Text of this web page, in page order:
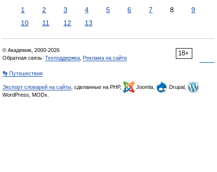
1 2 3 4 5 6 7 8
9
10
11 12 13
18+
© Академик, 2000-2026
Обратная связь: Техподдержка Реклама на сайте
👣 Путешествия
Экспорт словарей на сайты , сделанные на PHP, Joomla,
Drupal,
WordPress, MODx.